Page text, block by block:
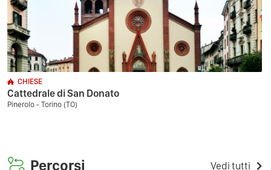
CHIESE
Cattedrale di San Donato
Pinerolo - Torino (TO)
Percorsi Vedi tutti